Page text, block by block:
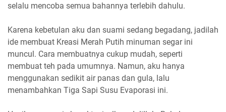
selalu mencoba semua bahannya terlebih dahulu.
Karena kebetulan aku dan suami sedang begadang, jadilah
ide membuat Kreasi Merah Putih minuman segar ini
muncul. Cara membuatnya cukup mudah, seperti
membuat teh pada umumnya. Namun, aku hanya
menggunakan sedikit air panas dan gula, lalu
menambahkan Tiga Sapi Susu Evaporasi ini.